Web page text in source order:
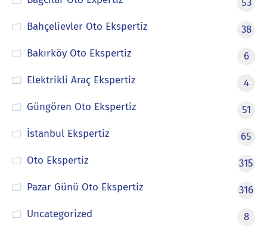
53
Bahçelievler Oto Ekspertiz
38
Bakırköy Oto Ekspertiz
6
Elektrikli Araç Ekspertiz
4
Güngören Oto Ekspertiz
51
İstanbul Ekspertiz
65
Oto Ekspertiz
315
Pazar Günü Oto Ekspertiz
316
Uncategorized
8